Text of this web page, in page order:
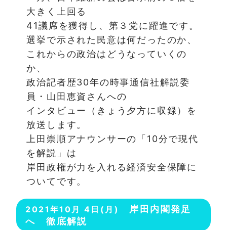
大きく上回る
41議席を獲得し、第３党に躍進です。
選挙で示された民意は何だったのか、
これからの政治はどうなっていくの
か、
政治記者歴30年の時事通信社解説委
員・山田恵資さんへの
インタビュー（きょう夕方に収録）を
放送します。
上田崇順アナウンサーの「10分で現代
を解説」は
岸田政権が力を入れる経済安全保障に
ついてです。
2021年10月 4日(月)
岸田内閣発足
へ 徹底解説